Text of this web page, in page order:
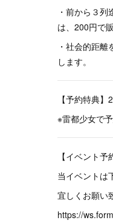
・前から３
は、200円で
・社会的距
します。
【予約特典】
※雷都少女で
【イベント予
当イベントは
宜しくお願い
https://